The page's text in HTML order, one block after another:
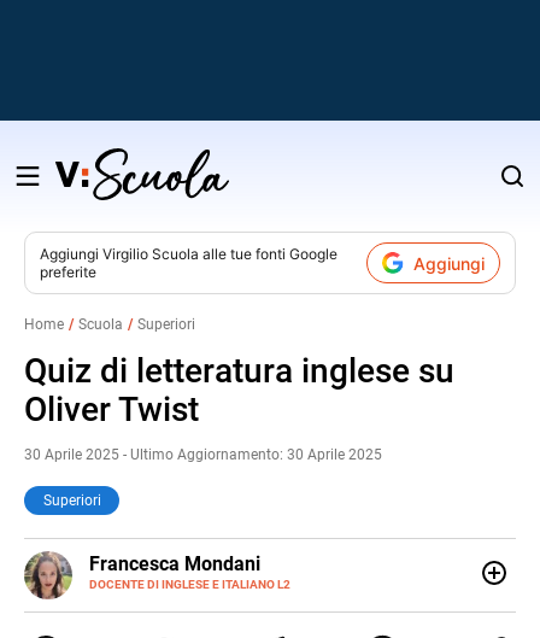
Salta
contenuto
Aggiungi Virgilio Scuola alle tue fonti Google
preferite
Aggiungi
Home Scuola Superiori
Quiz di letteratura inglese su
Oliver Twist
30 Aprile 2025 - Ultimo Aggiornamento: 30 Aprile 2025
Superiori
Francesca Mondani
DOCENTE DI INGLESE E ITALIANO L2
LINKEDIN
INSTAGRAM